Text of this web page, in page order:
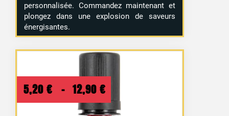
personnalisée. Commandez maintenant et
plongez dans une explosion de saveurs
énergisantes.
5,20 € – 12,90 €
de